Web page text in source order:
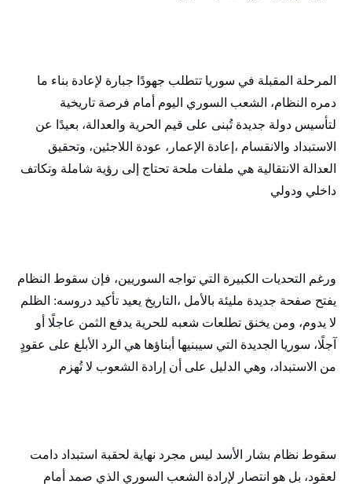
المرحلة المقبلة في سوريا تتطلب جهودًا جبارة لإعادة بناء ما
دمره النظام، الشعب السوري اليوم أمام فرصة تاريخية
لتأسيس دولة جديدة تُبنى على قيم الحرية والعدالة، بعيدًا عن
الاستبداد والانقسام ،إعادة الإعمار، عودة اللاجئين، وتحقيق
العدالة الانتقالية هي ملفات ملحة تحتاج إلى رؤية شاملة وتكاتف
داخلي ودولي
ورغم التحديات الكبيرة التي تواجه السوريين، فإن سقوط النظام
يفتح صفحة جديدة مليئة بالأمل ،التاريخ يعيد تأكيد دروسه: الظلم
لا يدوم، ومن يخنق تطلعات شعبه للحرية يدفع الثمن عاجلًا أو
آجلًا، سوريا الجديدة التي سيبنيها أبناؤها هي الرد الأبلغ على عقودٍ
من الاستبداد، وهي الدليل على أن إرادة الشعوب لا تُهزم
سقوط نظام بشار الأسد ليس مجرد نهاية لحقبة استبداد دامت
لعقود، بل هو انتصار لإرادة الشعب السوري الذي صمد أمام